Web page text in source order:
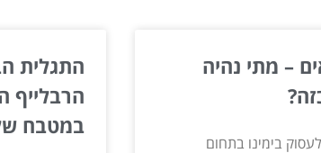
– מתי נהיה
בימינו בתחום
התגלית
הרבלייף
במטבח